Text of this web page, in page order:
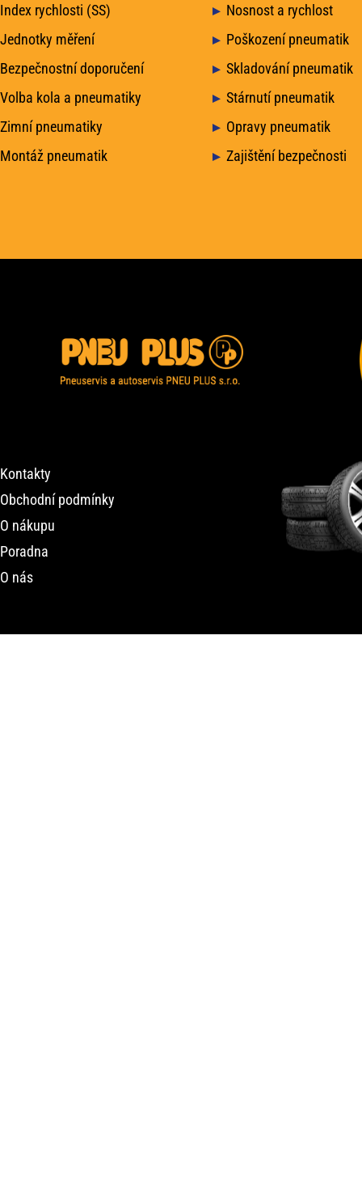
Index rychlosti (SS)
Nosnost a rychlost
Jednotky měření
Poškození pneumatik
Bezpečnostní doporučení
Skladování pneumatik
Volba kola a pneumatiky
Stárnutí pneumatik
Zimní pneumatiky
Opravy pneumatik
Montáž pneumatik
Zajištění bezpečnosti
Kontakty
Obchodní podmínky
O nákupu
Poradna
O nás